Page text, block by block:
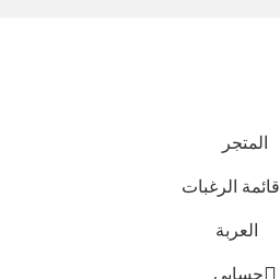
المتجر
قائمة الرغبات
العربة
حسابي